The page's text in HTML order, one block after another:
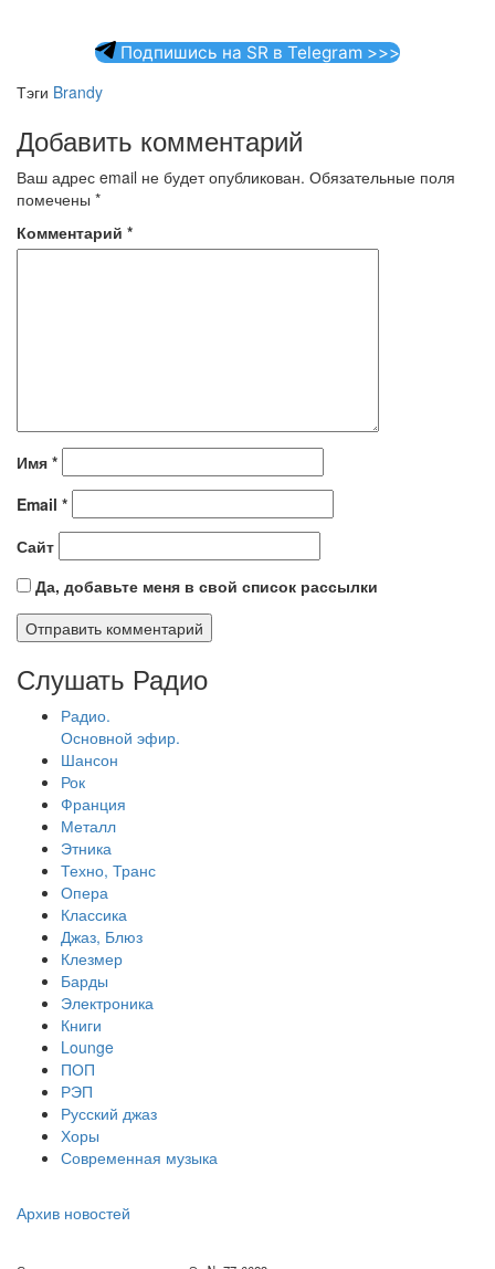
Подпишись на SR в Telegram >>>
Тэги Brandy
Добавить комментарий
Ваш адрес email не будет опубликован. Обязательные поля
помечены *
Комментарий *
Имя *
Email *
Сайт
Да, добавьте меня в свой список рассылки
Слушать Радио
Радио.
Основной эфир.
Шансон
Рок
Франция
Металл
Этника
Техно, Транс
Опера
Классика
Джаз, Блюз
Клезмер
Барды
Электроника
Книги
Lounge
ПОП
РЭП
Русский джаз
Хоры
Современная музыка
Архив новостей